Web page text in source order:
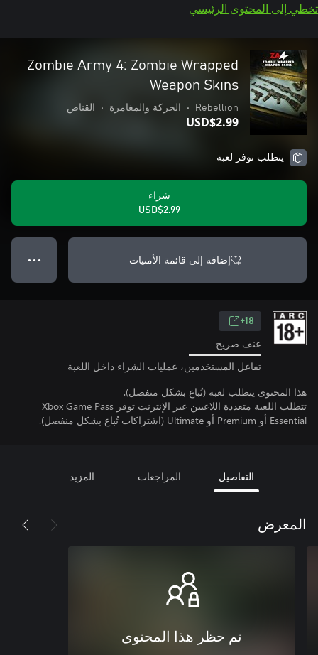
تخطي إلى المحتوى الرئيسي
Zombie Army 4: Zombie Wrapped
Weapon Skins
Rebellion
• الحركة والمغامرة • القناص
USD$2.99
يتطلب توفر لعبة
شراء
USD$2.99
إضافة إلى قائمة الأمنيات ● ● ●
18+
عنف صريح
تفاعل المستخدمين، عمليات الشراء داخل اللعبة
هذا المحتوى يتطلب لعبة (تُباع بشكل منفصل).
تتطلب اللعبة متعددة اللاعبين عبر الإنترنت توفر Xbox Game Pass
Essential أو Premium أو Ultimate (اشتراكات تُباع بشكل منفصل).
التفاصيل المراجعات المزيد
المعرض
تم حظر هذا المحتوى